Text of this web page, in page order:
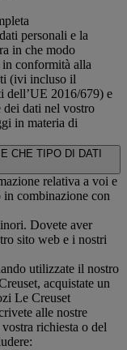
personali e la
in che modo
conformità alla
(ivi incluso il
dell’UE 2016/679) e
dei dati nel vostro
in materia di
CHE TIPO DI DATI
relativa a voi e
combinazione con
Dovete aver
sito web e i nostri
utilizzate il nostro
acquistate un
Le Creuset
alle nostre
richiesta o del